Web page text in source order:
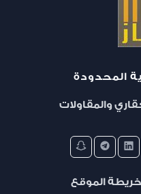
المرحلة الثالثة
المحدودة
والمقاولات
خريطة الموقع